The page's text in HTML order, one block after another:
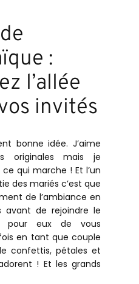
:
l’allée
invités
bonne idée. J’aime
originales mais je
qui marche ! Et l’un
des mariés c’est que
de l’ambiance en
avant de rejoindre le
pour eux de vous
en tant que couple
confettis, pétales et
! Et les grands